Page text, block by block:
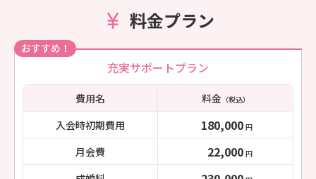
料金プラン
おすすめ！
充実サポートプラン
費用名 料金（税込）
入会時初期費用 180,000 円
月会費 22,000 円